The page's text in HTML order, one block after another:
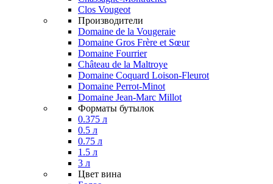
Clos Vougeot
Производители
Domaine de la Vougeraie
Domaine Gros Frère et Sœur
Domaine Fourrier
Château de la Maltroye
Domaine Coquard Loison-Fleurot
Domaine Perrot-Minot
Domaine Jean-Marc Millot
Форматы бутылок
0.375 л
0.5 л
0.75 л
1.5 л
3 л
Цвет вина